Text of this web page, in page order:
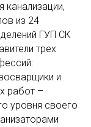
из 24
ГУП СК
трех
и
работ –
уровня своего